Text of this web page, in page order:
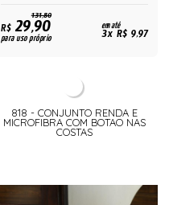
131,80
R$29,90
para uso próprio
em até
3x R$ 9,97
818 - CONJUNTO RENDA E
MICROFIBRA COM BOTAO NAS
COSTAS